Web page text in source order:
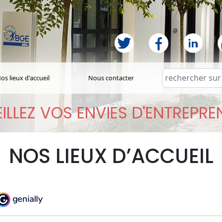
lieux d'accueil Nous contacter
VOS ENVIES
NOS LIEUX D’ACCUEIL